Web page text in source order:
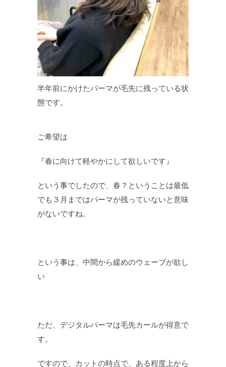
半年前にかけたパーマが毛先に残っている状
態です。
ご希望は
『春に向けて軽やかにして欲しいです』
という事でしたので、春？ということは最低
でも３月まではパーマが残っていないと意味
がないですね。
という事は、中間から緩めのウェーブが欲し
い
ただ、デジタルパーマは毛先カールが得意で
す。
ですので、カットの時点で、ある程度上から